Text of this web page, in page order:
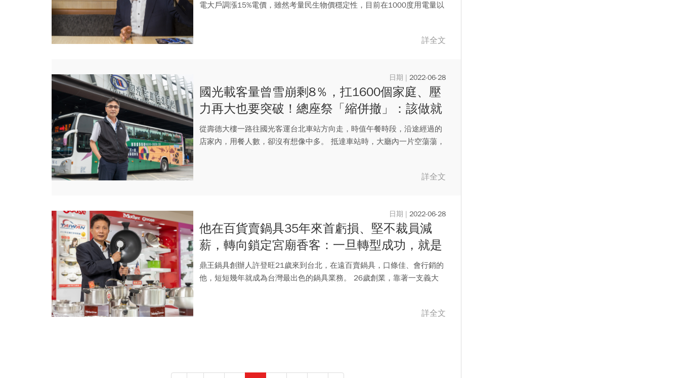
電大戶調漲15%電價，雖然考量民生物價穩定性，目前在1000度用電量以
詳全文
2022-06-28
國光載客量曾雪崩剩8％，扛1600個家庭、壓
力再大也要突破！總座祭「縮併撤」：該做就
得做下去
從壽德大樓一路往國光客運台北車站方向走，時值午餐時段，沿途經過的
店家內，用餐人數，卻沒有想像中多。 抵達車站時，大廳內一片空蕩蕩，
詳全文
2022-06-28
他在百貨賣鍋具35年來首虧損、堅不裁員減
薪，轉向鎖定宮廟香客：一旦轉型成功，就是
無敵鐵金鋼！
鼎王鍋具創辦人許登旺21歲來到台北，在遠百賣鍋具，口條佳、會行銷的
他，短短幾年就成為台灣最出色的鍋具業務。 26歲創業，靠著一支義大
詳全文